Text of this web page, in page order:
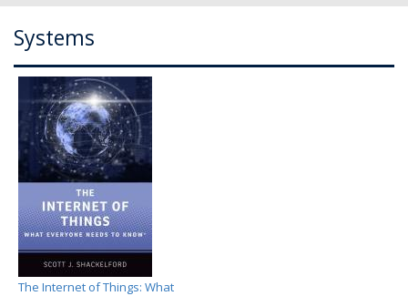
Systems
The Internet of Things: What